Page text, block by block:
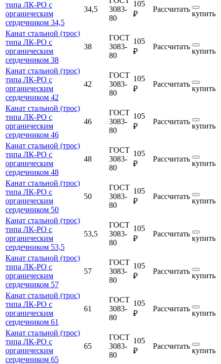
типа ЛК-РО с
органическим
сердечником 34,5
34,5
3083-
80
105
₽
Рассчитать
купить
Канат стальной (трос)
типа ЛК-РО с
органическим
сердечником 38
38
ГОСТ
3083-
80
105
₽
Рассчитать
купить
Канат стальной (трос)
типа ЛК-РО с
органическим
сердечником 42
42
ГОСТ
3083-
80
105
₽
Рассчитать
купить
Канат стальной (трос)
типа ЛК-РО с
органическим
сердечником 46
46
ГОСТ
3083-
80
105
₽
Рассчитать
купить
Канат стальной (трос)
типа ЛК-РО с
органическим
сердечником 48
48
ГОСТ
3083-
80
105
₽
Рассчитать
купить
Канат стальной (трос)
типа ЛК-РО с
органическим
сердечником 50
50
ГОСТ
3083-
80
105
₽
Рассчитать
купить
Канат стальной (трос)
типа ЛК-РО с
органическим
сердечником 53,5
53,5
ГОСТ
3083-
80
105
₽
Рассчитать
купить
Канат стальной (трос)
типа ЛК-РО с
органическим
сердечником 57
57
ГОСТ
3083-
80
105
₽
Рассчитать
купить
Канат стальной (трос)
типа ЛК-РО с
органическим
сердечником 61
61
ГОСТ
3083-
80
105
₽
Рассчитать
купить
Канат стальной (трос)
типа ЛК-РО с
органическим
сердечником 65
65
ГОСТ
3083-
80
105
₽
Рассчитать
купить